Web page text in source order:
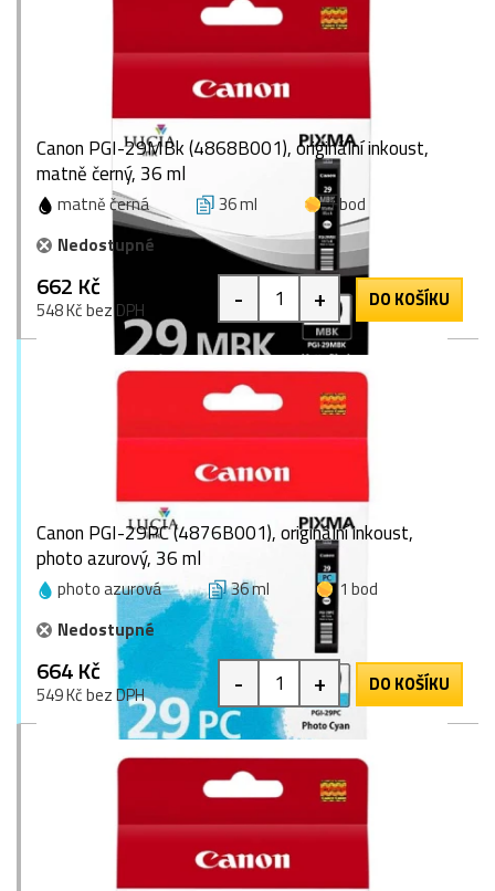
Canon PGI-29MBk (4868B001), originální inkoust,
matně černý, 36 ml
matně černá 36 ml
1 bod
Nedostupné
662 Kč
548 Kč bez DPH - + DO KOŠÍKU
Canon PGI-29PC (4876B001), originální inkoust,
photo azurový, 36 ml
photo azurová 36 ml
1 bod
Nedostupné
664 Kč
549 Kč bez DPH - + DO KOŠÍKU